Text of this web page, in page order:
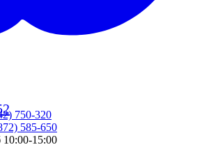
750-320
585-650
10:00-15:00